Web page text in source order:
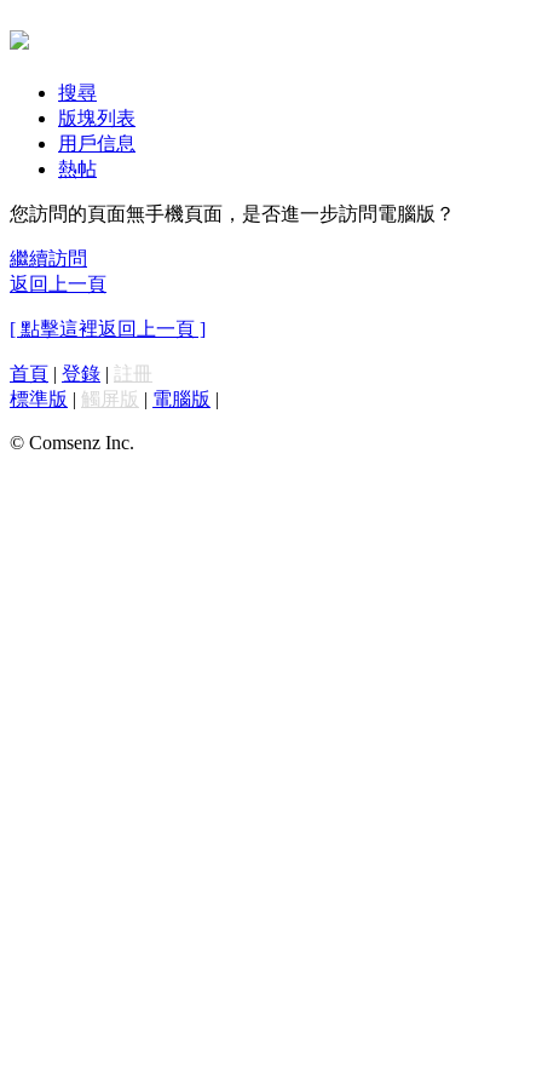
搜尋
版塊列表
用戶信息
熱帖
您訪問的頁面無手機頁面，是否進一步訪問電腦版？
繼續訪問
返回上一頁
[ 點擊這裡返回上一頁 ]
首頁 | 登錄 | 註冊
標準版 | 觸屏版 | 電腦版 |
© Comsenz Inc.